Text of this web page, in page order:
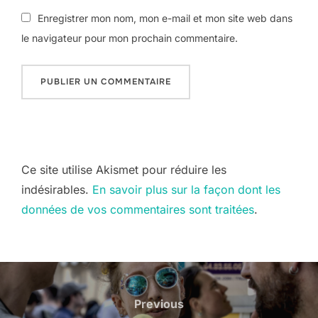
Enregistrer mon nom, mon e-mail et mon site web dans
le navigateur pour mon prochain commentaire.
Ce site utilise Akismet pour réduire les
indésirables. En savoir plus sur la façon dont les
données de vos commentaires sont traitées.
Navigation
de
Previous
Previous